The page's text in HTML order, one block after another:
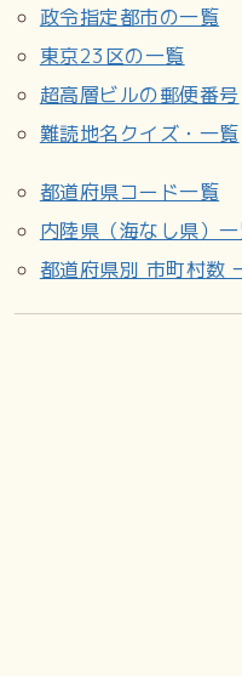
政令指定都市の一覧
東京23区の一覧
超高層ビルの郵便番号
難読地名クイズ・一覧
都道府県コード一覧
内陸県（海なし県）
都道府県別 市町村数